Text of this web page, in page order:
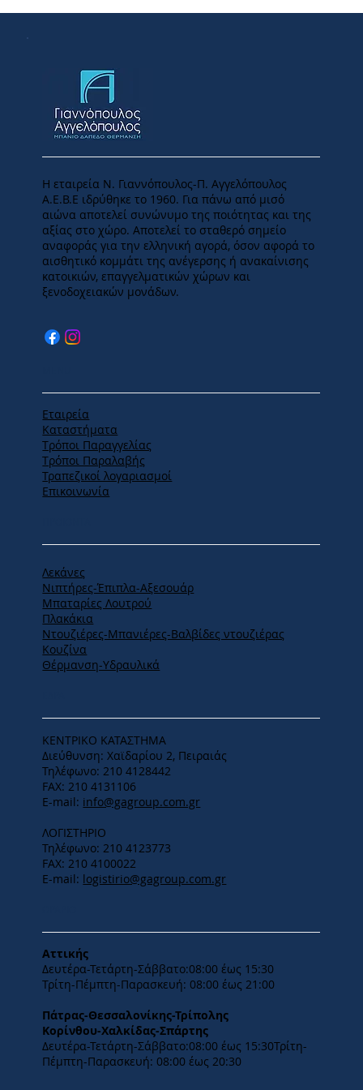
Εταιρεία
Καταστήματα
Tρόποι Παραγγελίας
Tρόποι Παραλαβής
Τραπεζικοί λογαριασμοί
Επικοινωνία
ΚΕΝΤΡΙΚΟ ΚΑΤΑΣΤΗΜΑ
Διεύθυνση: Χαϊδαρίου 2, Πειραιάς
Τηλέφωνο: 210 4128442
FAX: 210 4131106
E-mail: info@gagroup.com.gr
ΛΟΓΙΣΤΗΡΙΟ
Τηλέφωνο: 210 4123773
FAX: 210 4100022
E-mail: logistirio@gagroup.com.gr
Αττικής
Δευτέρα-Τετάρτη-​Σάββατο:08:00 έως 15:30
​Τρίτη-Πέμπτη-Παρασκευή: 08:00 έως 21:00
Πάτρας-Θεσσαλονίκης-Τρίπολης
Κορίνθου-Χαλκίδας-Σπάρτης
Δευτέρα-Τετάρτη-​Σάββατο:08:00 έως 15:30​Τρίτη-
Πέμπτη-Παρασκευή: 08:00 έως 20:30
Η εταιρεία Ν. Γιαννόπουλος-Π. Αγγελόπουλος
Α.Ε.Β.Ε ιδρύθηκε το 1960. Για πάνω από μισό
αιώνα αποτελεί συνώνυμο της ποιότητας και της
αξίας στο χώρο. Αποτελεί το σταθερό σημείο
αναφοράς για την ελληνική αγορά, όσον αφορά το
αισθητικό κομμάτι της ανέγερσης ή ανακαίνισης
κατοικιών, επαγγελματικών χώρων και
ξενοδοχειακών μονάδων.
Λεκάνες
Νιπτήρες-Έπιπλα-Αξεσουάρ
Μπαταρίες Λουτρού
Πλακάκια
Ντουζιέρες-Μπανιέρες-Βαλβίδες ντουζιέρας
Κουζίνα
Θέρμανση-Υδραυλικά